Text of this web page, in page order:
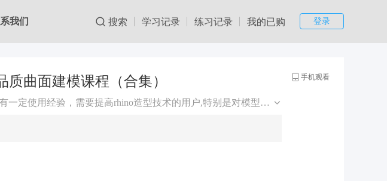
我们 登录
我的已购
练习记录
学习记录
搜索
质曲面建模课程（合集）
本课面向产品设计行业，适合对Rhino有一定使用经验，需要提高rhino造型技术的用户,特别是对模型造型和品质有较高要求的用户具有很高的指导意义。
手机观看